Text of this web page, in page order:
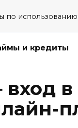
по использованию
и кредиты